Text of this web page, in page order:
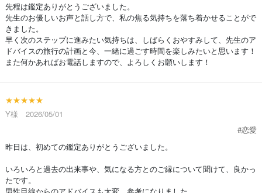
先程は鑑定ありがとうございました。
先生のお優しいお声と話し方で、私の焦る気持ちを落ち着かせることがで
きました。
早く次のステップに進みたい気持ちは、しばらくおやすみして、先生のア
ドバイスの旅行の計画と今、一緒に過ごす時間を楽しみたいと思います！
また何かあればお電話しますので、よろしくお願いします！
★★★★★
Y様 2026/05/01
#恋愛
昨日は、初めての鑑定ありがとうございました。
いろいろと過去の出来事や、気になる方とのご縁について聞けて、良かっ
たです。